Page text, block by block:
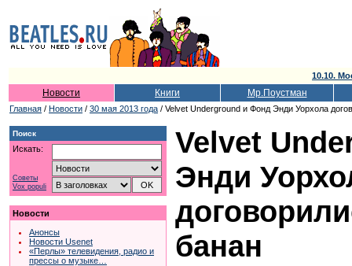
10.10.
Новости Книги Мр.Поустман
Главная / Новости / 30 мая 2013 года / Velvet Underground и Фонд Энди Уорхола
Поиск
Искать:
Советы
Vox populi
Новости
Анонсы
Новости Usenet
«Перлы» телевидения, радио и
прессы о музыке…
Velvet
Энди
банан